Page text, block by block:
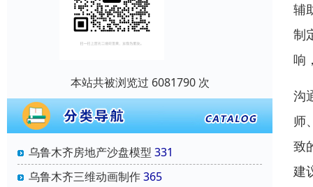
本站共被浏览过 6081790 次
乌鲁木齐房地产沙盘模型 331
乌鲁木齐三维动画制作365
辅
制
响
沟
师
致
建